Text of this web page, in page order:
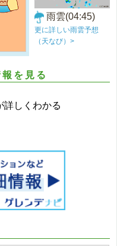
雨雲(04:45)
更に詳しい雨雲予想
（天なび）>
を見る
詳しくわかる